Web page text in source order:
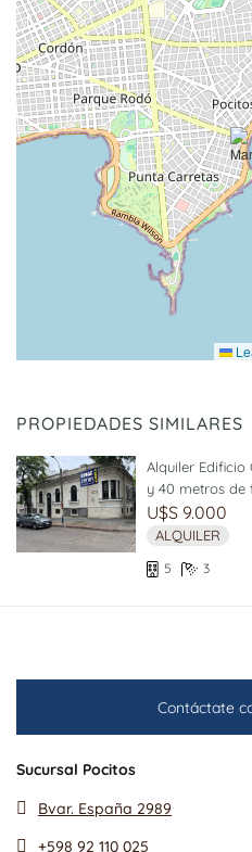
PROPIEDADES SIMILARES
Alquiler
y 40 metros de
U$S 9.000
ALQUILER
5 3
Contáctate
Sucursal Pocitos
Bvar. España 2989
+598 92 110 025